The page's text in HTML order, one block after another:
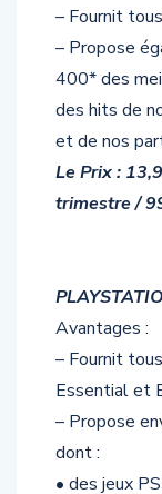
– Fournit
– Propose
400* des
des hits de
et de nos
Le Prix :
trimestre /
Avantages :
– Fournit
Essential et
– Propose
dont :
• des jeux